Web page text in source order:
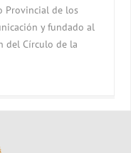
Provincial de los
y fundado al
del Círculo de la